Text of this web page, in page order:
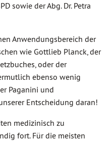
sowie der Abg. Dr. Petra
Anwendungsbereich der
wie Gottlieb Planck, der
oder der
ebenso wenig
Paganini und
Entscheidung daran!
medizinisch zu
fort. Für die meisten